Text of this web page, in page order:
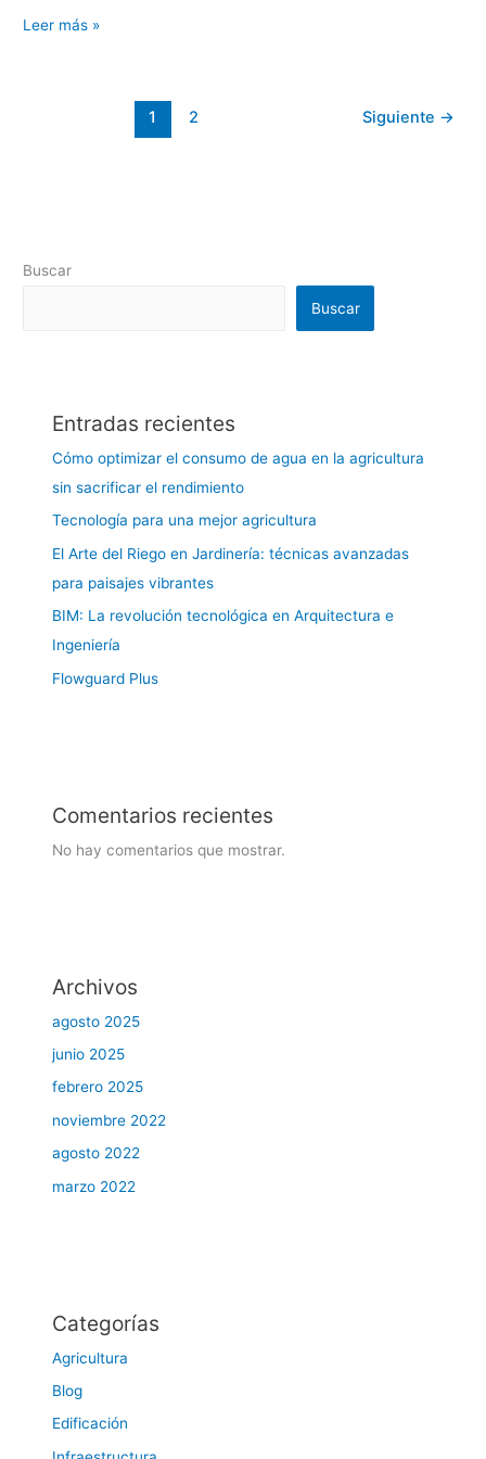
Leer más »
1 2 Siguiente →
Buscar
Buscar
Entradas recientes
Cómo optimizar el consumo de agua en la agricultura
sin sacrificar el rendimiento
Tecnología para una mejor agricultura
El Arte del Riego en Jardinería: técnicas avanzadas
para paisajes vibrantes
BIM: La revolución tecnológica en Arquitectura e
Ingeniería
Flowguard Plus
Comentarios recientes
No hay comentarios que mostrar.
Archivos
agosto 2025
junio 2025
febrero 2025
noviembre 2022
agosto 2022
marzo 2022
Categorías
Agricultura
Blog
Edificación